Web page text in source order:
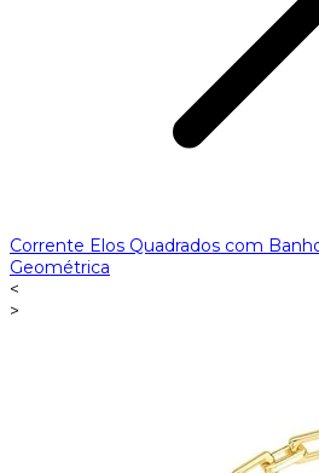
Corrente Elos Quadrados com
Geométrica
<
>